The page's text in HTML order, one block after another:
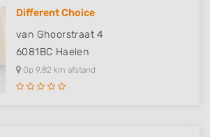
Different Choice
van Ghoorstraat 4
6081BC Haelen
Op 9,82 km afstand